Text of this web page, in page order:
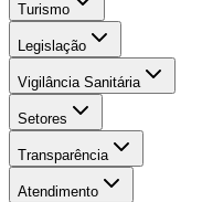
Turismo
Legislação
Vigilância Sanitária
Setores
Transparência
Atendimento